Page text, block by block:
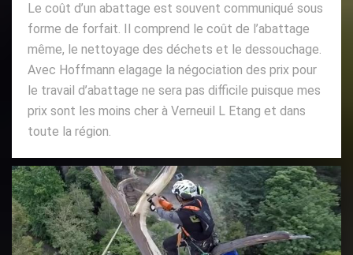
Le coût d’un abattage est souvent communiqué sous
forme de forfait. Il comprend le coût de l’abattage
même, le nettoyage des déchets et le dessouchage.
Avec Hoffmann elagage la négociation des prix pour
le travail d’abattage ne sera pas difficile puisque mes
prix sont les moins cher à Verneuil L Etang et dans
toute la région.